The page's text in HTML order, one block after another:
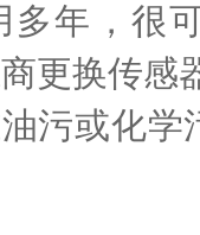
多年，很
更换传感
污或化学